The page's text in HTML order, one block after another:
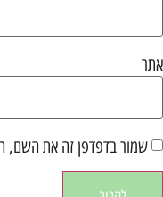
אתר
שמור בדפדפן זה את השם,